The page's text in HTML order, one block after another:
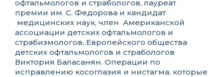
офтальмологов и страбологов, лауреат
премии им. С. Федорова и кандидат
медицинских наук, член Американской
ассоциации детских офтальмологов и
страбизмологов, Европейского общества
детских офтальмологов и страбологов
Виктория Баласанян. Операции по
исправлению косоглазия и нистагма, которые